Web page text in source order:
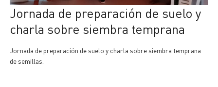
Jornada de preparación de suelo y
charla sobre siembra temprana
Jornada de preparación de suelo y charla sobre siembra temprana
de semillas.